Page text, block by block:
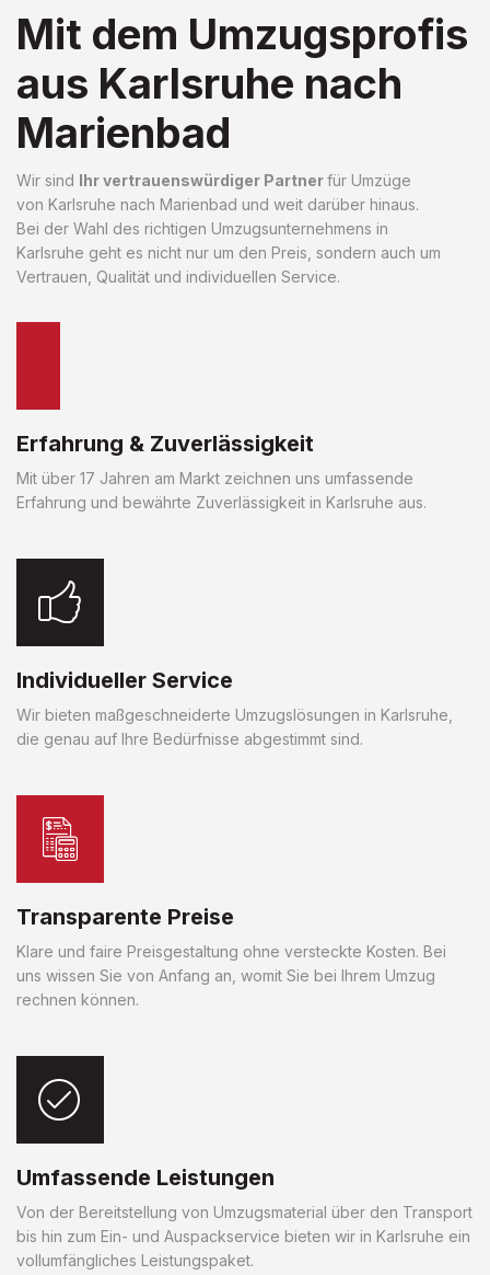
Mit dem Umzugsprofis
aus Karlsruhe nach
Marienbad
Wir sind Ihr vertrauenswürdiger Partnerfür Umzüge
von Karlsruhe nach Marienbad und weit darüber hinaus.
Bei der Wahl des richtigen Umzugsunternehmens in
Karlsruhe geht es nicht nur um den Preis, sondern auch um
Vertrauen, Qualität und individuellen Service.
Erfahrung & Zuverlässigkeit
Mit über 17 Jahren am Markt zeichnen uns umfassende
Erfahrung und bewährte Zuverlässigkeit in Karlsruhe aus.
Individueller Service
Wir bieten maßgeschneiderte Umzugslösungen in Karlsruhe,
die genau auf Ihre Bedürfnisse abgestimmt sind.
Transparente Preise
Klare und faire Preisgestaltung ohne versteckte Kosten. Bei
uns wissen Sie von Anfang an, womit Sie bei Ihrem Umzug
rechnen können.
Umfassende Leistungen
Von der Bereitstellung von Umzugsmaterial über den Transport
bis hin zum Ein- und Auspackservice bieten wir in Karlsruhe ein
vollumfängliches Leistungspaket.